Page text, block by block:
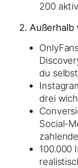
200
2. Außerhalb
du
drei
Social-
100.000